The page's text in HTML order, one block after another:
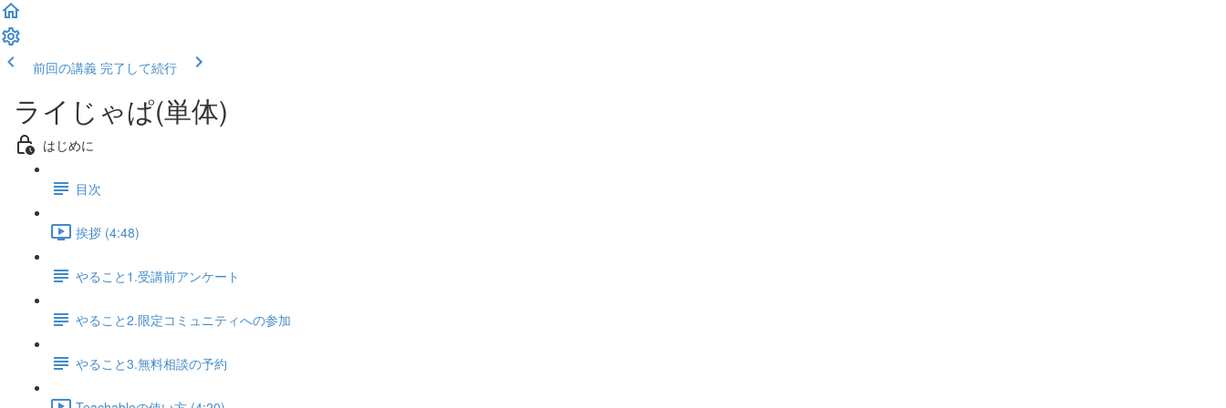
前回の講義 完了して続行
ライじゃぱ(単体)
はじめに
目次
挨拶 (4:48)
やること1.受講前アンケート
やること2.限定コミュニティへの参加
やること3.無料相談の予約